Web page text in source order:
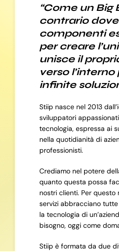
“Come un Big
contrario
componenti
per creare
unisce il
verso
infinite
Stiip nasce nel 2013
sviluppatori
tecnologia, espressa ai
nella quotidianità di
professionisti.
Crediamo nel potere
quanto questa possa
nostri clienti. Per questo
servizi abbracciano
la tecnologia di
bisogno, oggi come
Stiip è formata da due